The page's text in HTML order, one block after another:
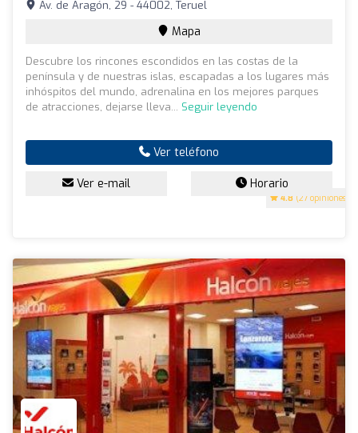
4.8 (27 opiniones)
Av. de Aragón, 29 - 44002, Teruel
Mapa
Descubre los rincones escondidos en las costas de la
península y de nuestras islas, escapadas a los lugares más
inhóspitos del mundo, adrenalina en los mejores parques
de atracciones, dejarse lleva... Seguir leyendo
Ver teléfono
Ver e-mail Horario